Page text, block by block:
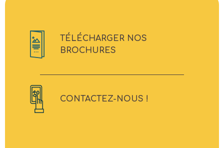
TÉLÉCHARGER NOS
BROCHURES
CONTACTEZ-NOUS !